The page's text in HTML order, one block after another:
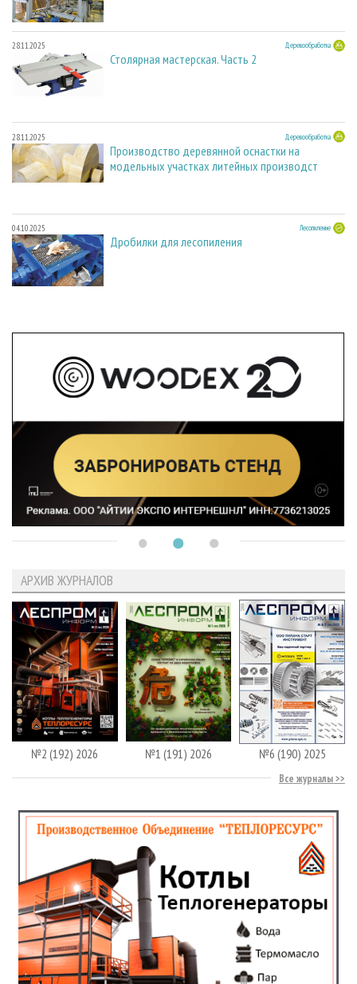
28.11.2025 Деревообработка
Столярная мастерская. Часть 2
28.11.2025 Деревообработка
Производство деревянной оснастки на
модельных участках литейных производст
04.10.2025 Лесопиление
Дробилки для лесопиления
АРХИВ ЖУРНАЛОВ
№2 (192) 2026 №1 (191) 2026 №6 (190) 2025
Все журналы